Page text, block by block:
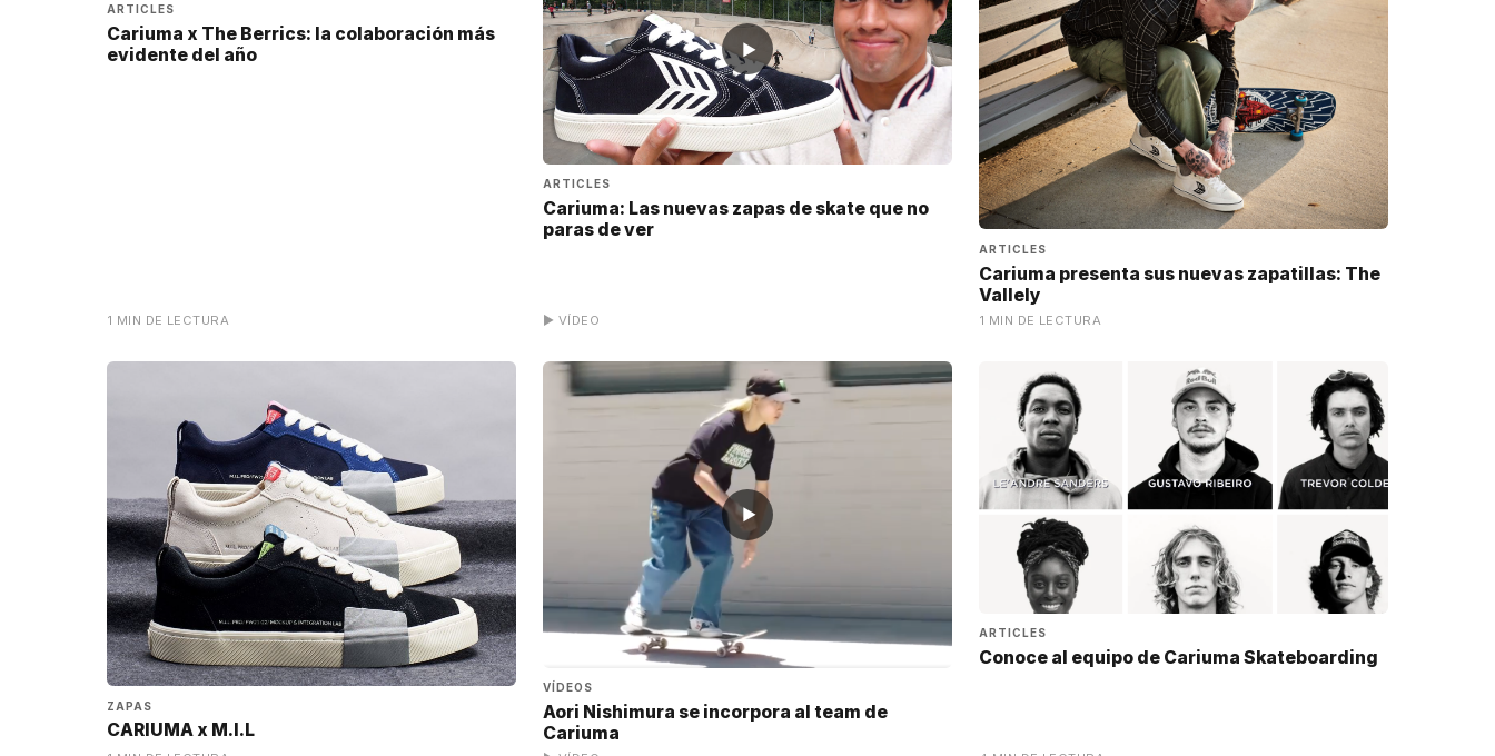
ARTICLES
Cariuma x The Berrics: la colaboración más
evidente del año
1 MIN DE LECTURA
▶
ARTICLES
Cariuma: Las nuevas zapas de skate que no
paras de ver
▶ VÍDEO
ARTICLES
Cariuma presenta sus nuevas zapatillas: The
Vallely
1 MIN DE LECTURA
ZAPAS
CARIUMA x M.I.L
▶
VÍDEOS
Aori Nishimura se incorpora al team de
Cariuma
ARTICLES
Conoce al equipo de Cariuma Skateboarding